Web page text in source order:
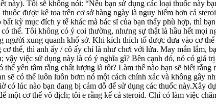
Tôi sẽ không nói: “Nếu bạn sử dụng các loại thuốc này
được kê toa trên cơ sở hàng ngày là nguy hiểm hơn cả
kỳ mục đích y tế khác mà bác sĩ của bạn thấy phù hợp, thì
thể. Tôi không có ý coi thường, nhưng sự thật là hầu hết mọi
người xung quanh khổ sở. Khi kích thích tố được đưa vào cơ
thể, thì anh ấy / cô ấy chỉ là như chơi với lửa. May mắn lắm,
việc sử dụng này là có ý nghĩa gì? Bên cạnh đó, nó có giá
yên tâm rằng chất lượng là tốt? Làm thế nào bạn sẽ biết rằng
sẽ có thể luôn luôn bơm nó một cách chính xác và không gây
lúc nào bạn đang bị cám dỗ để sử dụng các thuốc này.Xây
cơ thể vô địch; tôi e rằng kể cả steroid. Chỉ có làm việc